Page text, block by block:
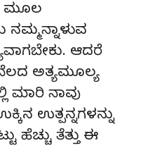
ಮೂಲ
ನಮ್ಮನ್ನಾಳುವ
ಆದರೆ
ಅತ್ಯಮೂಲ್ಯ
ಮಾರಿ ನಾವು
ಉತ್ಪನ್ನಗಳನ್ನು
ಹೆಚ್ಚು ತೆತ್ತು ಈ